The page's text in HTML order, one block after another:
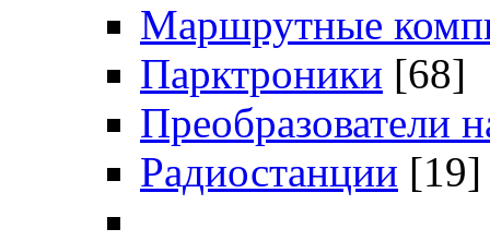
Маршрутные
Парктроники [68]
Преобразователи
Радиостанции [19]